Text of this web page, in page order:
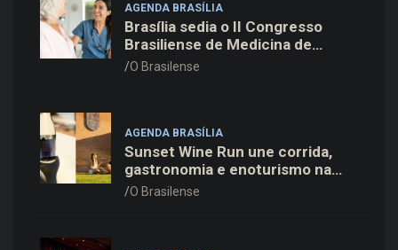
AGENDA BRASÍLIA
Brasília sedia o II Congresso
Brasiliense de Medicina de
Família e Comunidade na Fiocruz
O Brasilense
AGENDA BRASÍLIA
Sunset Wine Run une corrida,
gastronomia e enoturismo na
Vinícola Brasília
O Brasilense